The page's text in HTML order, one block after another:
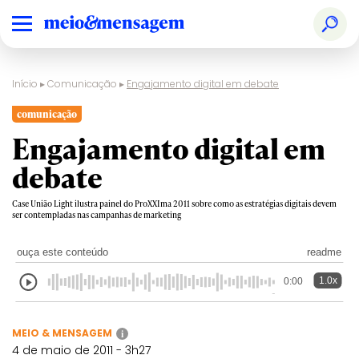
Início ▸Comunicação ▸ Engajamento digital em debate
comunicação
Engajamento digital em
debate
Case União Light ilustra painel do ProXXIma 2011 sobre como as estratégias digitais devem
ser contempladas nas campanhas de marketing
ouça este conteúdo readme
0:00 1.0x
MEIO & MENSAGEM i
4 de maio de 2011 - 3h27